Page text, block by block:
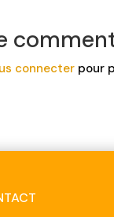
connecterpour